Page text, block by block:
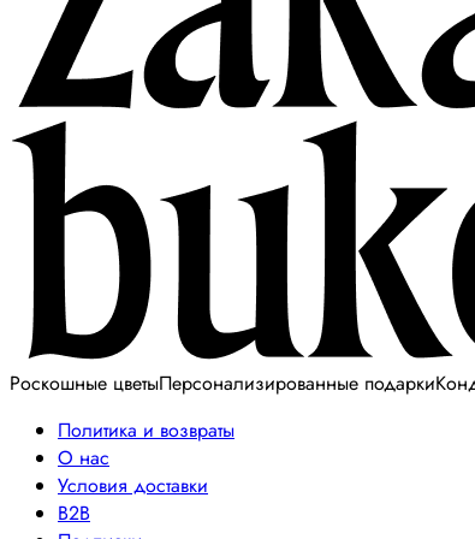
Роскошные цветыПерсонализированные подарки
Политика и возвраты
О нас
Условия доставки
B2B